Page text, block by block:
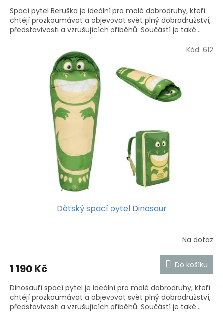
Spací pytel Beruška je ideální pro malé dobrodruhy, kteří
chtějí prozkoumávat a objevovat svět plný dobrodružství,
představivosti a vzrušujících příběhů. Součástí je také...
Dětský spací pytel Dinosaur
je
z
5
hvězdiček.
Na dotaz
1 190 Kč Do košíku
Dinosauří spací pytel je ideální pro malé dobrodruhy, kteří
chtějí prozkoumávat a objevovat svět plný dobrodružství,
představivosti a vzrušujících příběhů. Součástí je také...
Kód: 612